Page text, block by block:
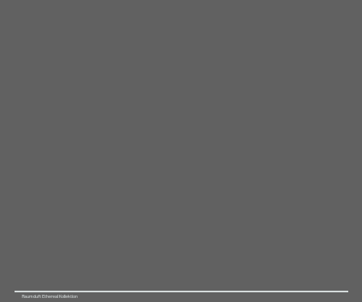
Raumduft Ethereal Kollektion